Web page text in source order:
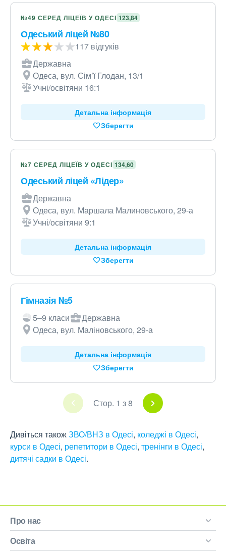
№49 СЕРЕД ЛІЦЕЇВ У ОДЕСІ 123,84
Одеський ліцей №80
117 відгуків
Державна
Одеса, вул. Сімʼї Глодан, 13/1
Учні/освітяни 16:1
Детальна інформація
Зберегти
№7 СЕРЕД ЛІЦЕЇВ У ОДЕСІ 134,60
Одеський ліцей «Лідер»
Державна
Одеса, вул. Маршала Малиновського, 29-а
Учні/освітяни 9:1
Детальна інформація
Зберегти
Гімназія №5
5–9 класи
Державна
Одеса, вул. Маліновського, 29-а
Детальна інформація
Зберегти
Стор. 1 з 8
Дивіться такожЗВО/ВНЗ в Одесі, коледжі в Одесі,
курси в Одесі, репетитори в Одесі, тренінги в Одесі,
дитячі садки в Одесі.
Про нас
Освіта